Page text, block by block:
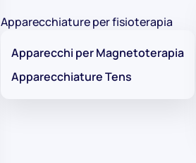
Apparecchiature per fisioterapia
Apparecchi per Magnetoterapia
Apparecchiature Tens